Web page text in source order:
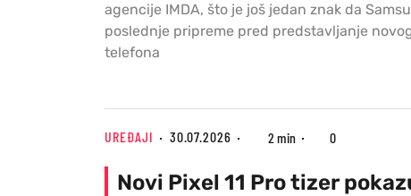
agencije IMDA, što je još jedan znak da
poslednje pripreme pred predstavljanje
telefona
UREĐAJI 30.07.2026 2 min 0
Novi Pixel 11 Pro tizer